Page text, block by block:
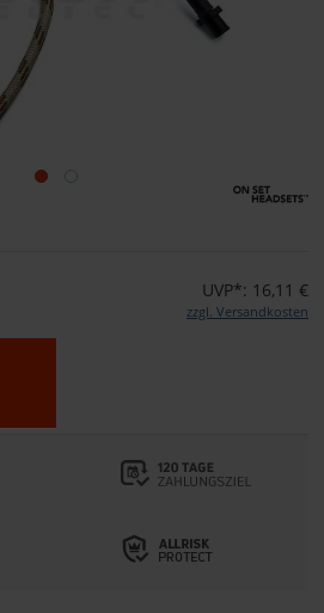
UVP*: 16,11 €
zzgl. Versandkosten